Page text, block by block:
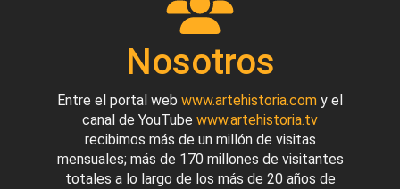
Nosotros
Entre el portal web www.artehistoria.com y el
canal de YouTube www.artehistoria.tv
recibimos más de un millón de visitas
mensuales; más de 170 millones de visitantes
totales a lo largo de los más de 20 años de